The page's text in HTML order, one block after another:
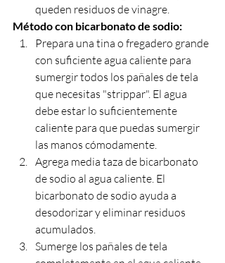
queden residuos de vinagre.
Método con bicarbonato de sodio:
Prepara una tina o fregadero grande
con suficiente agua caliente para
sumergir todos los pañales de tela
que necesitas "strippar". El agua
debe estar lo suficientemente
caliente para que puedas sumergir
las manos cómodamente.
Agrega media taza de bicarbonato
de sodio al agua caliente. El
bicarbonato de sodio ayuda a
desodorizar y eliminar residuos
acumulados.
Sumerge los pañales de tela